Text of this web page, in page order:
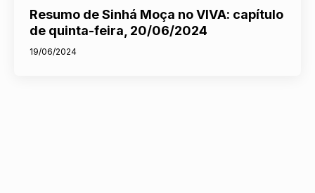
Resumo de Sinhá Moça no VIVA: capítulo
de quinta-feira, 20/06/2024
19/06/2024